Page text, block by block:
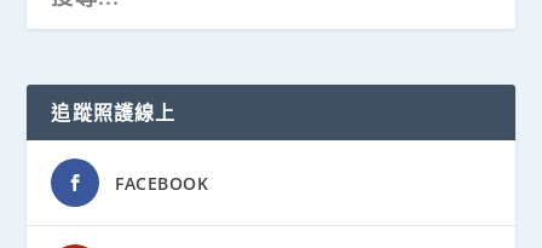
追蹤照護線上
FACEBOOK